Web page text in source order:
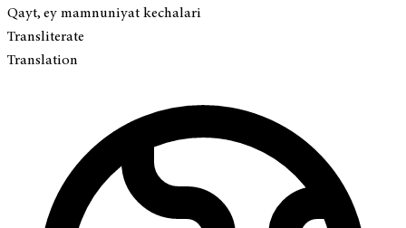
Qayt, ey mamnuniyat kechalari
Transliterate
Translation